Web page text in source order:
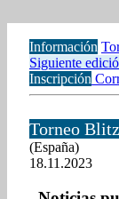
Información
Siguiente
Inscripción
Torneo
(España)
18.11.2023